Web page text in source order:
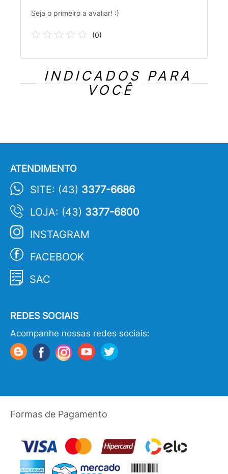
Seja o primeiro a avaliar! :)
(0)
INDICADOS PARA
VOCÊ
ATENDIMENTO
SITE: (43) 3377-6686
LOJA: (43) 3377-6800
INSTAGRAM
FACEBOOK
SAC
REDES SOCIAIS
Acompanhe nossas redes sociais:
Formas de Pagamento